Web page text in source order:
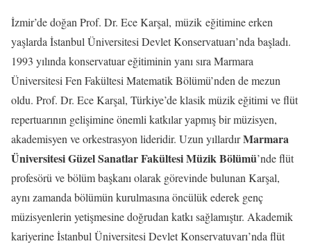
İzmir’de doğan Prof. Dr. Ece Karşal, müzik eğitimine erken
yaşlarda İstanbul Üniversitesi Devlet Konservatuarı’nda başladı.
1993 yılında konservatuar eğitiminin yanı sıra Marmara
Üniversitesi Fen Fakültesi Matematik Bölümü’nden de mezun
oldu. Prof. Dr. Ece Karşal, Türkiye’de klasik müzik eğitimi ve flüt
repertuarının gelişimine önemli katkılar yapmış bir müzisyen,
akademisyen ve orkestrasyon lideridir. Uzun yıllardırMarmara
Üniversitesi Güzel Sanatlar Fakültesi Müzik Bölümü’nde flüt
profesörü ve bölüm başkanı olarak görevinde bulunan Karşal,
aynı zamanda bölümün kurulmasına öncülük ederek genç
müzisyenlerin yetişmesine doğrudan katkı sağlamıştır. Akademik
kariyerine İstanbul Üniversitesi Devlet Konservatuvarı’nda flüt